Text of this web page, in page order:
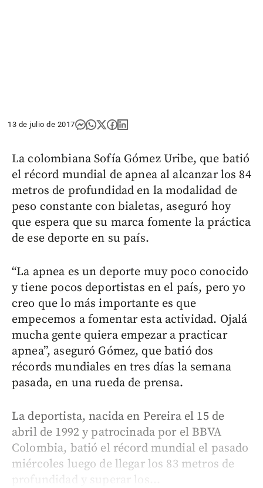
13 de julio de 2017
La colombiana Sofía Gómez Uribe, que batió
el récord mundial de apnea al alcanzar los 84
metros de profundidad en la modalidad de
peso constante con bialetas, aseguró hoy
que espera que su marca fomente la práctica
de ese deporte en su país.
“La apnea es un deporte muy poco conocido
y tiene pocos deportistas en el país, pero yo
creo que lo más importante es que
empecemos a fomentar esta actividad. Ojalá
mucha gente quiera empezar a practicar
apnea”, aseguró Gómez, que batió dos
récords mundiales en tres días la semana
pasada, en una rueda de prensa.
La deportista, nacida en Pereira el 15 de
abril de 1992 y patrocinada por el BBVA
Colombia, batió el récord mundial el pasado
miércoles luego de llegar los 83 metros de
profundidad y superar los...